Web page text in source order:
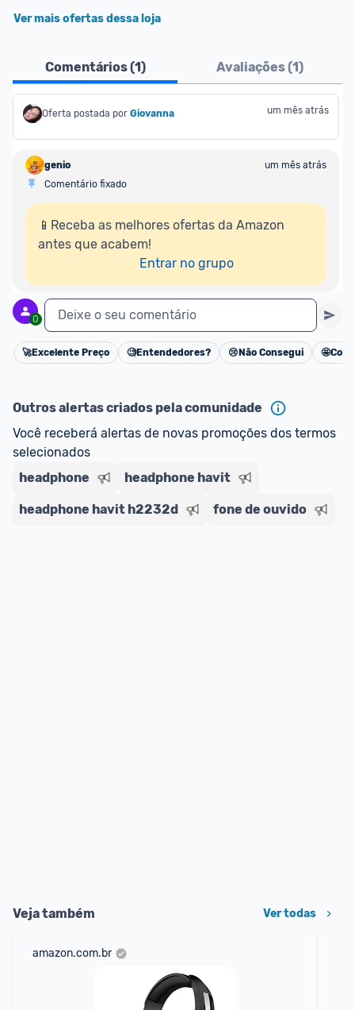
Ver mais ofertas dessa loja
Comentários (1) Avaliações (1)
Oferta postada por Giovanna um mês atrás
genio
um mês atrás
Comentário fixado
📱Receba as melhores ofertas da Amazon
antes que acabem!
Entrar no grupo
0 Deixe o seu comentário
Cancelar
🚀Excelente Preço 🧐Entendedores? 😢 Não Consegui 🤩
Outros alertas criados pela comunidade
Você receberá alertas de novas promoções dos termos
selecionados
headphone
headphone havit
headphone havit h2232d fone de ouvido
Veja também Ver todas
amazon.com.br